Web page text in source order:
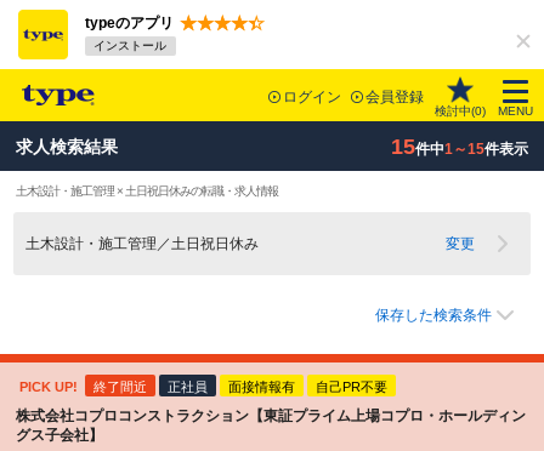
typeのアプリ
インストール
ログイン 会員登録
検討中(0) MENU
求人検索結果 15件中1～15件表示
土木設計・施工管理 × 土日祝日休みの転職・求人情報
土木設計・施工管理／土日祝日休み 変更
保存した検索条件
PICK UP! 終了間近 正社員 面接情報有 自己PR不要
株式会社コプロコンストラクション【東証プライム上場コプロ・ホールディン
グス子会社】